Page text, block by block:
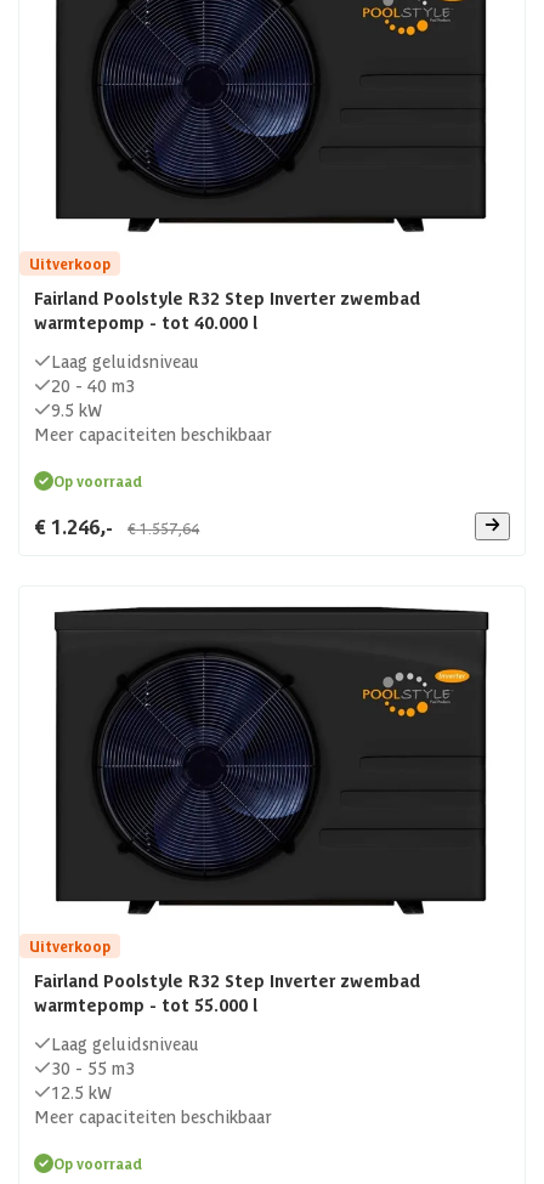
Uitverkoop
Fairland Poolstyle R32 Step Inverter zwembad
warmtepomp - tot 40.000 l
Laag geluidsniveau
20 - 40 m3
9.5 kW
Meer capaciteiten beschikbaar
Op voorraad
€ 1.246,- € 1.557,64
Uitverkoop
Fairland Poolstyle R32 Step Inverter zwembad
warmtepomp - tot 55.000 l
Laag geluidsniveau
30 - 55 m3
12.5 kW
Meer capaciteiten beschikbaar
Op voorraad